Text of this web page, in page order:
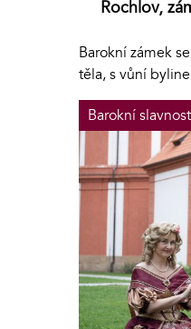
Rochlov,
Barokní zámek
těla, s vůní
Barokní